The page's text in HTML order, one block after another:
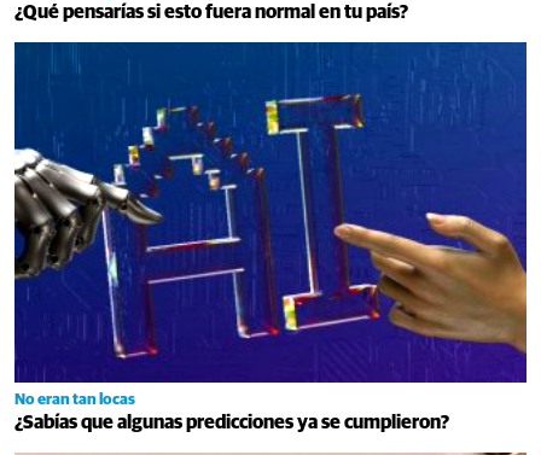
¿Qué pensarías si esto fuera normal en tu país?
No eran tan locas
¿Sabías que algunas predicciones ya se cumplieron?